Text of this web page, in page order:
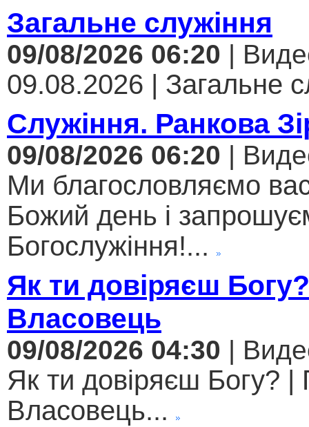
Загальне служіння
09/08/2026 06:20 |
09.08.2026 | Загальне
Служіння. Ранкова
09/08/2026 06:20 |
Ми благословляємо
Божий день і
Богослужіння!...
Як ти довіряєш
Власовець
09/08/2026 04:30 |
Як ти довіряєш Богу? |
Власовець...